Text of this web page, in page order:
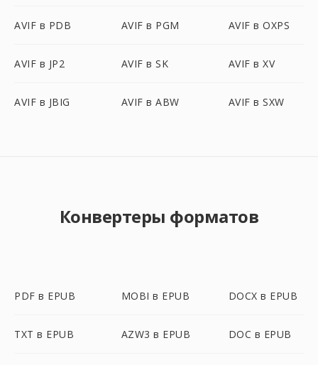
AVIF в PDB AVIF в PGM AVIF в OXPS
AVIF в JP2 AVIF в SK AVIF в XV
AVIF в JBIG AVIF в ABW AVIF в SXW
Конвертеры форматов
PDF в EPUB MOBI в EPUB DOCX в EPUB
TXT в EPUB AZW3 в EPUB DOC в EPUB